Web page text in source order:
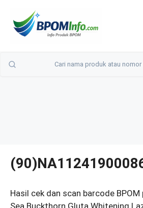
Hasil cek dan scan barcode BPOM
Sea Buckthorn Gluta Whitening